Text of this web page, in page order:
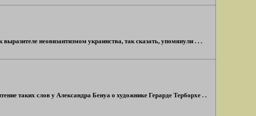
неовизантизмом украинства, так сказать, упомянули . . .
таких слов у Александра Бенуа о художнике Герарде Терборхе . .